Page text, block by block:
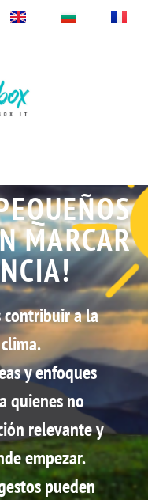
MARCAR
contribuir a la
y enfoques
quienes no
relevante y
empezar.
pueden